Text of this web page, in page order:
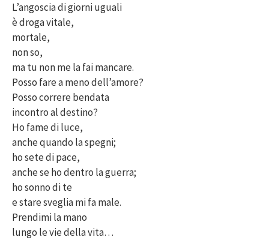
L’angoscia di giorni uguali
è droga vitale,
mortale,
non so,
ma tu non me la fai mancare.
Posso fare a meno dell’amore?
Posso correre bendata
incontro al destino?
Ho fame di luce,
anche quando la spegni;
ho sete di pace,
anche se ho dentro la guerra;
ho sonno di te
e stare sveglia mi fa male.
Prendimi la mano
lungo le vie della vita…